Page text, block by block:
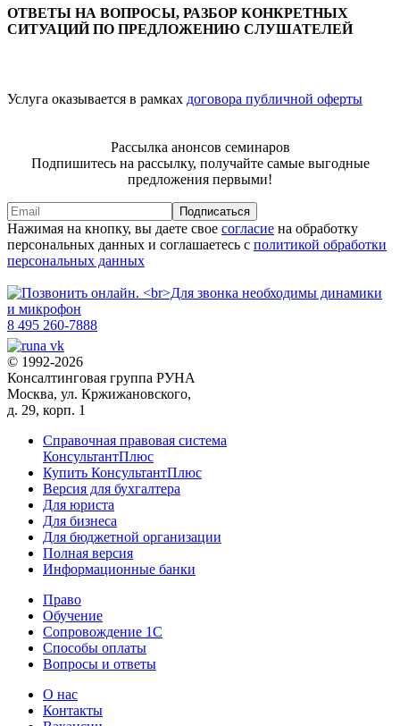
ОТВЕТЫ НА ВОПРОСЫ, РАЗБОР КОНКРЕТНЫХ
СИТУАЦИЙ ПО ПРЕДЛОЖЕНИЮ СЛУШАТЕЛЕЙ
Услуга оказывается в рамках договора публичной оферты
Рассылка анонсов семинаров
Подпишитесь на рассылку, получайте самые выгодные
предложения первыми!
Подписаться
Нажимая на кнопку, вы даете свое согласие на обработку
персональных данных и соглашаетесь с политикой обработки
персональных данных
8 495 260-7888
© 1992-2026
Консалтинговая группа РУНА
Москва, ул. Кржижановского,
д. 29, корп. 1
Справочная правовая система
КонсультантПлюс
Купить КонсультантПлюс
Версия для бухгалтера
Для юриста
Для бизнеса
Для бюджетной организации
Полная версия
Информационные банки
Право
Обучение
Сопровождение 1С
Способы оплаты
Вопросы и ответы
О нас
Контакты